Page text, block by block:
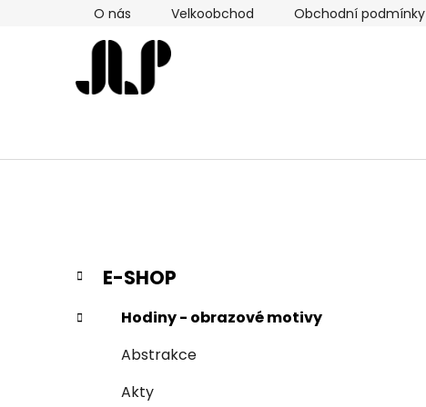
O nás Velkoobchod Obchodní podmínky
P
s
Přeskočit
kategorie
K
a
t
e
E-SHOP
Hodiny - obrazové motivy
Abstrakce
Akty